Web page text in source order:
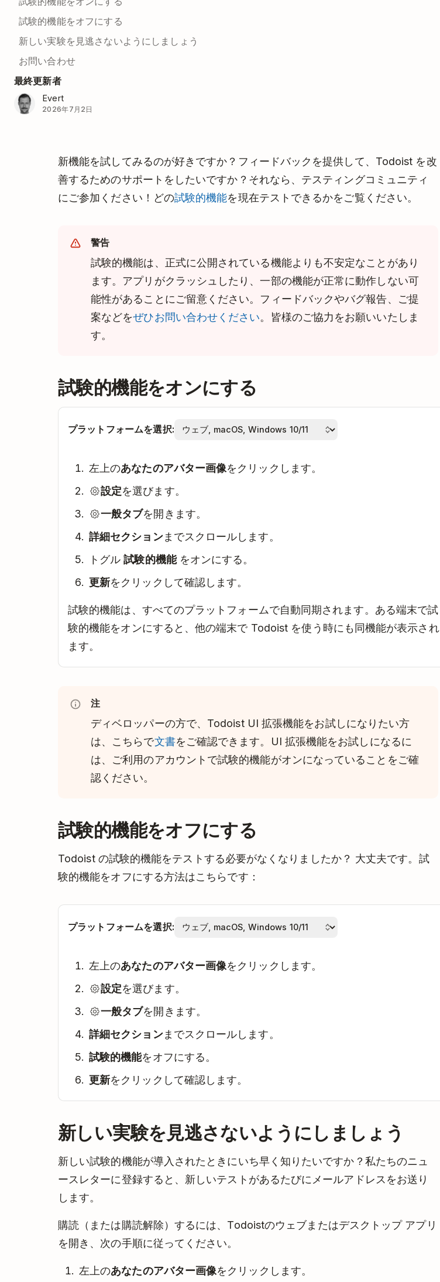
試験的機能をオフにする
新しい実験を見逃さないようにしましょう
お問い合わせ
最終更新者
Evert
2026年7月2日
新機能を試してみるのが好きですか？フィードバックを提供して、Todoist を改
善するためのサポートをしたいですか？それなら、テスティングコミュニティ
にご参加ください！どの試験的機能を現在テストできるかをご覧ください。
警告
試験的機能は、正式に公開されている機能よりも不安定なことがあり
ます。アプリがクラッシュしたり、一部の機能が正常に動作しない可
能性があることにご留意ください。フィードバックやバグ報告、ご提
案などをぜひお問い合わせください。皆様のご協力をお願いいたしま
す。
試験的機能をオンにする
プラットフォームを選択:
左上のあなたのアバター画像をクリックします。
設定を選びます。
一般タブを開きます。
詳細セクションまでスクロールします。
トグル試験的機能をオンにする。
更新をクリックして確認します。
試験的機能は、すべてのプラットフォームで自動同期されます。ある端末で試
験的機能をオンにすると、他の端末で Todoist を使う時にも同機能が表示され
ます。
注
ディベロッパーの方で、Todoist UI 拡張機能をお試しになりたい方
は、こちらで文書をご確認できます。UI 拡張機能をお試しになるに
は、ご利用のアカウントで試験的機能がオンになっていることをご確
認ください。
試験的機能をオフにする
Todoist の試験的機能をテストする必要がなくなりましたか？ 大丈夫です。試
験的機能をオフにする方法はこちらです：
プラットフォームを選択:
左上のあなたのアバター画像をクリックします。
設定を選びます。
一般タブを開きます。
詳細セクションまでスクロールします。
試験的機能をオフにする。
更新をクリックして確認します。
新しい実験を見逃さないようにしましょう
新しい試験的機能が導入されたときにいち早く知りたいですか？私たちのニュ
ースレターに登録すると、新しいテストがあるたびにメールアドレスをお送り
します。
購読（または購読解除）するには、Todoistのウェブまたはデスクトップ アプリ
を開き、次の手順に従ってください。
左上のあなたのアバター画像をクリックします。